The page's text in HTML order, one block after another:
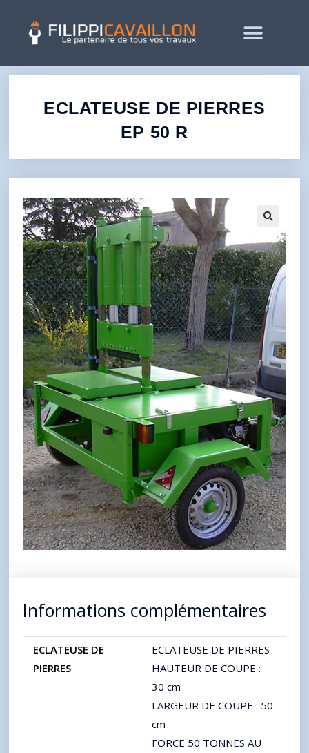
ECLATEUSE DE PIERRES
EP 50 R
Informations complémentaires
ECLATEUSE DE
PIERRES
ECLATEUSE DE PIERRES
HAUTEUR DE COUPE :
30 cm
LARGEUR DE COUPE : 50
cm
FORCE 50 TONNES AU